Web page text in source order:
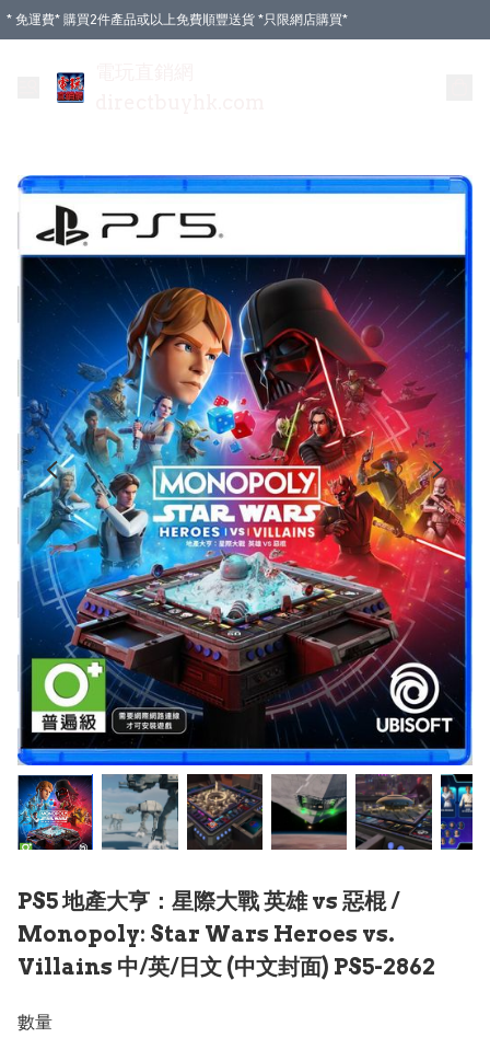
* 免運費* 購買2件產品或以上免費順豐送貨 *只限網店購買*
PS5 地產大亨：星際大戰 英雄 vs 惡棍 /
Monopoly: Star Wars Heroes vs.
Villains 中/英/日文 (中文封面) PS5-2862
數量